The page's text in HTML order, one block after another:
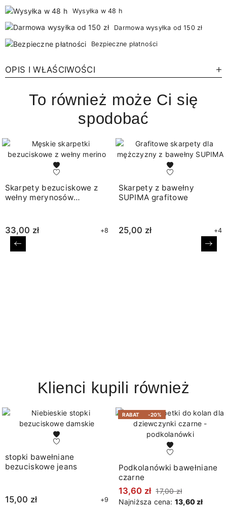
Wysyłka w 48 h
Darmowa wysyłka od 150 zł
Bezpieczne płatności
OPIS I WŁAŚCIWOŚCI
To również może Ci się
spodobać
Skarpety bezuciskowe z
wełny merynosów
33,00 zł +8
Skarpety z bawełny
SUPIMA grafitowe
25,00 zł +4
Klienci kupili również
stopki bawełniane
bezuciskowe jeans
15,00 zł +9
RABAT -20%
Podkolanówki bawełniane
czarne
13,60 zł 17,00 zł
Najniższa cena: 13,60 zł